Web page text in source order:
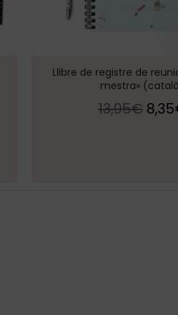
Llibre de registre de
mestra»
13,95€ 8,35